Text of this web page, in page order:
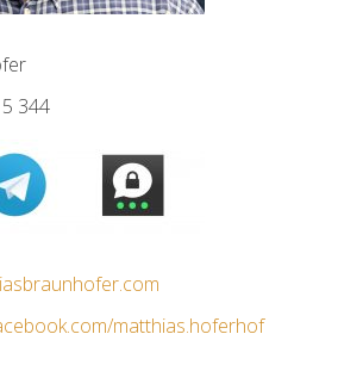
344
matthias.hoferhof